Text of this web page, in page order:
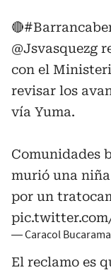
🔴
@Jsvasquezg
con el
revisar los
vía Yuma.
Comunidades
murió una
por un
— Caracol
El reclamo es